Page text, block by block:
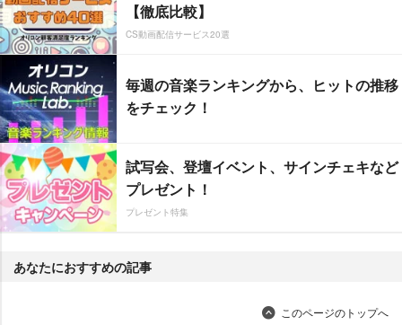
【徹底比較】
CS動画配信サービス20選
毎週の音楽ランキングから、ヒットの推移
をチェック！
試写会、登壇イベント、サインチェキなど
プレゼント！
プレゼント特集
あなたにおすすめの記事
このページのトップへ